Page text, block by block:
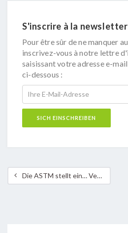
S'inscrire à la newsletter
Pour être sûr de ne manquer
inscrivez-vous à notre lettre
saisissant votre adresse e-
ci-dessous :
Die ASTM stellt ein… Verantwortliche.r für ECM-Fortbildungen